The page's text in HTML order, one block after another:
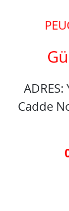
ADRES:
Cadde